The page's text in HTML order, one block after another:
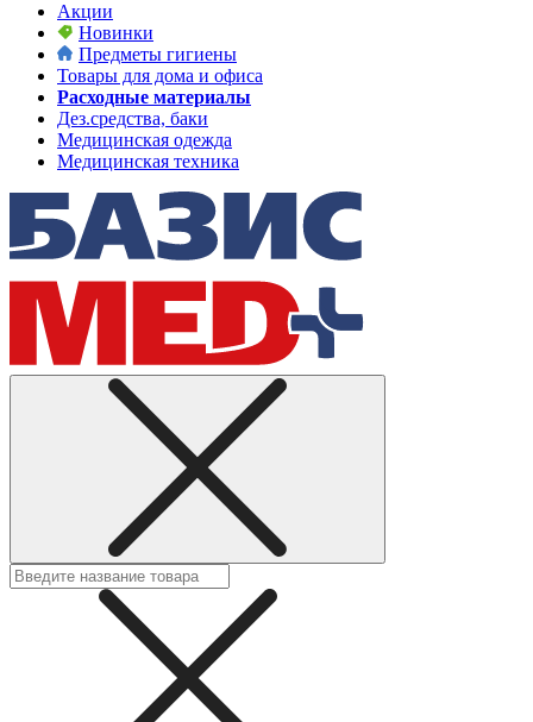
Акции
Новинки
Предметы гигиены
Товары для дома и офиса
Расходные материалы
Дез.средства, баки
Медицинская одежда
Медицинская техника